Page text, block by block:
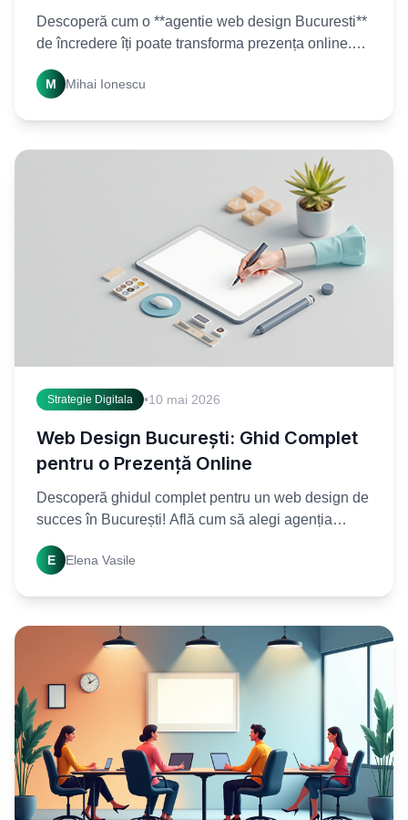
Descoperă cum o **agentie web design Bucuresti**
de încredere îți poate transforma prezența online.
M Mihai Ionescu
Strategie Digitala •10 mai 2026
Web Design București: Ghid Complet
pentru o Prezență Online
Descoperă ghidul complet pentru un web design de
succes în București! Află cum să alegi agenția
Contactează
E Elena Vasile